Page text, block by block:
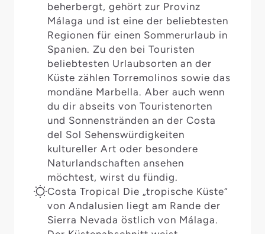
beherbergt, gehört zur Provinz
Málaga und ist eine der beliebtesten
Regionen für einen Sommerurlaub in
Spanien. Zu den bei Touristen
beliebtesten Urlaubsorten an der
Küste zählen Torremolinos sowie das
mondäne Marbella. Aber auch wenn
du dir abseits von Touristenorten
und Sonnenstränden an der Costa
del Sol Sehenswürdigkeiten
kultureller Art oder besondere
Naturlandschaften ansehen
möchtest, wirst du fündig.
Costa Tropical Die „tropische Küste“
von Andalusien liegt am Rande der
Sierra Nevada östlich von Málaga.